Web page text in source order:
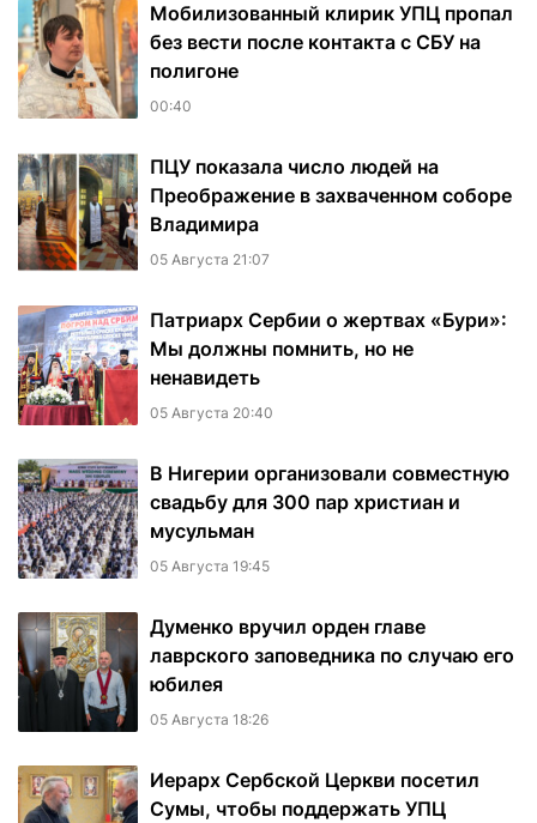
Мобилизованный клирик УПЦ пропал
без вести после контакта с СБУ на
полигоне
00:40
ПЦУ показала число людей на
Преображение в захваченном соборе
Владимира
05 Августа 21:07
Патриарх Сербии о жертвах «Бури»:
Мы должны помнить, но не
ненавидеть
05 Августа 20:40
В Нигерии организовали совместную
свадьбу для 300 пар христиан и
мусульман
05 Августа 19:45
Думенко вручил орден главе
лаврского заповедника по случаю его
юбилея
05 Августа 18:26
Иерарх Сербской Церкви посетил
Сумы, чтобы поддержать УПЦ